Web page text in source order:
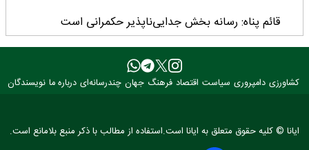
قائم پناه: رسانه بخش جدایی‌ناپذیر حکمرانی است
تاکید وزیر جهادکشاورزی بر بازسازی مرکز پزشکی شهید
شوریده در پی جنگ تحمیلی
رسانه‌ها پل اعتمادآفرین میان مردم و دولت هستند
کشاورزی دامپروری سیاست اقتصاد فرهنگ جهان چندرسانه‌ای درباره ما نویسندگان
ایانا © کلیه حقوق متعلق به ایانا است.استفاده از مطالب با ذکر منبع بلامانع است.